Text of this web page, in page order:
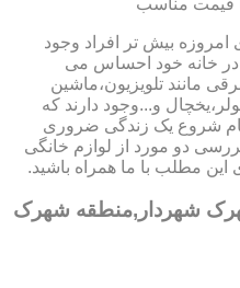
قیمت مناسب
امروزه بیش تر افراد وجود
در خانه خود احساس می
مانند تلویزیون،ماشین
و...وجود دارند که
شروع یک زندگی ضروری
دو مورد از لوازم خانگی
این مطلب با ما همراه باشید.
شهردار,منطقه شهرک